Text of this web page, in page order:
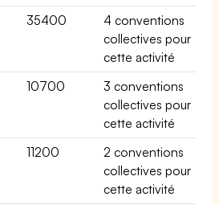
35400
4 conventions
collectives pour
cette activité
10700
3 conventions
collectives pour
cette activité
11200
2 conventions
collectives pour
cette activité